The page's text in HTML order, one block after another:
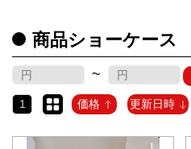
商品ショーケース
~
1 価格 更新日時